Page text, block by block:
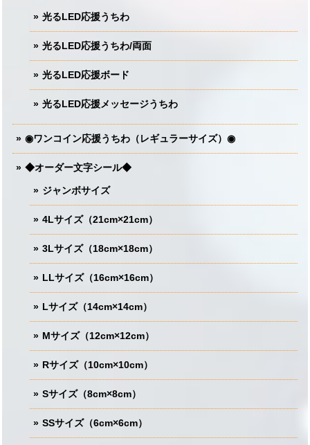
光るLED応援うちわ
光るLED応援うちわ/両面
光るLED応援ボード
光るLED応援メッセージうちわ
◉ワンコイン応援うちわ（レギュラーサイズ）◉
◆オーダー文字シール◆
ジャンボサイズ
4Lサイズ（21cm×21cm）
3Lサイズ（18cm×18cm）
LLサイズ（16cm×16cm）
Lサイズ（14cm×14cm）
Mサイズ（12cm×12cm）
Rサイズ（10cm×10cm）
Sサイズ（8cm×8cm）
SSサイズ（6cm×6cm）